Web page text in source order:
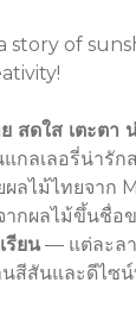
story of
สดใส เตะตา
กลเลอรี่น่ารัก
ผลไม้ไทยจาก
กผลไม้ขึ้นชื่อ
รียน — แต่ละลา
สีสันและดีไซ